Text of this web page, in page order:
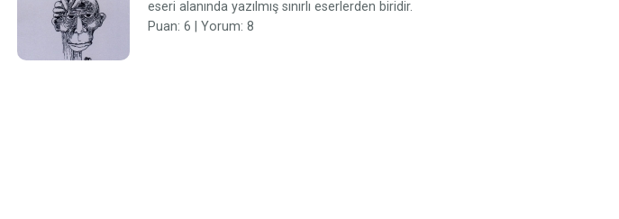
eseri alanında yazılmış sınırlı eserlerden biridir.
Puan: 6 | Yorum: 8